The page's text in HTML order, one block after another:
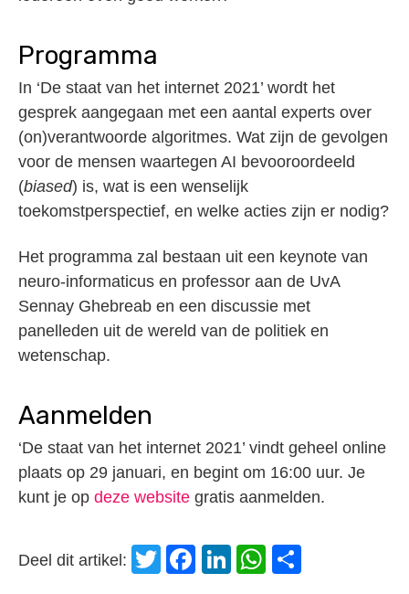
Programma
In ‘De staat van het internet 2021’ wordt het
gesprek aangegaan met een aantal experts over
(on)verantwoorde algoritmes. Wat zijn de gevolgen
voor de mensen waartegen AI bevooroordeeld
(biased) is, wat is een wenselijk
toekomstperspectief, en welke acties zijn er nodig?
Het programma zal bestaan uit een keynote van
neuro-informaticus en professor aan de UvA
Sennay Ghebreab en een discussie met
panelleden uit de wereld van de politiek en
wetenschap.
Aanmelden
‘De staat van het internet 2021’ vindt geheel online
plaats op 29 januari, en begint om 16:00 uur. Je
kunt je op deze website gratis aanmelden.
Deel dit artikel: Twitter
Facebook
LinkedIn
WhatsApp